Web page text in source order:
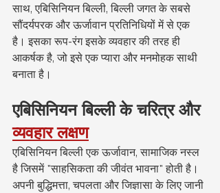
साथ, एबिसिनियन बिल्ली, बिल्ली जगत के सबसे
सौंदर्यपरक और ऊर्जावान प्रतिनिधियों में से एक
है। इसका रूप-रंग इसके व्यवहार की तरह ही
आकर्षक है, जो इसे एक प्यारा और मनमोहक साथी
बनाता है।
एबिसिनियन बिल्ली के चरित्र और
व्यवहार लक्षण
एबिसिनियन बिल्ली एक ऊर्जावान, सामाजिक नस्ल
है जिसमें "साहसिकता की जीवंत भावना" होती है।
अपनी बुद्धिमत्ता, चपलता और जिज्ञासा के लिए जानी